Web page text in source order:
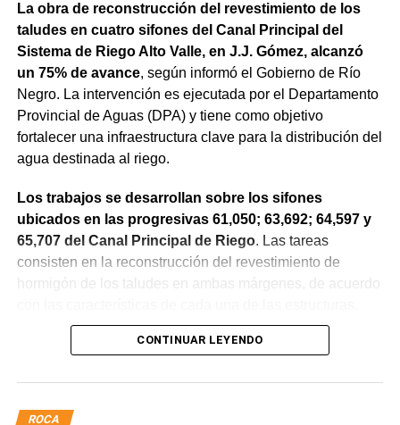
La obra de reconstrucción del revestimiento de los
taludes en cuatro sifones del Canal Principal del
Sistema de Riego Alto Valle, en J.J. Gómez, alcanzó
un 75% de avance, según informó el Gobierno de Río
Negro. La intervención es ejecutada por el Departamento
Provincial de Aguas (DPA) y tiene como objetivo
fortalecer una infraestructura clave para la distribución del
agua destinada al riego.
Los trabajos se desarrollan sobre los sifones
ubicados en las progresivas 61,050; 63,692; 64,597 y
65,707 del Canal Principal de Riego. Las tareas
consisten en la reconstrucción del revestimiento de
hormigón de los taludes en ambas márgenes, de acuerdo
La obra incluye la demolición de losas deterioradas, la
requieren, la ejecución de un nuevo revestimiento de
hormigón reforzado con malla de acero y el sellado de
CONTINUAR LEYENDO
ROCA